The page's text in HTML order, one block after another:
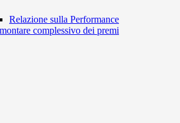
Relazione sulla Performance
complessivo dei premi